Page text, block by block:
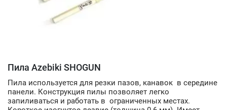
Пила Azebiki SHOGUN
Пила используется для резки пазов, канавок в середине
панели. Конструкция пилы позволяет легко
запиливаться и работать в ограниченных местах.